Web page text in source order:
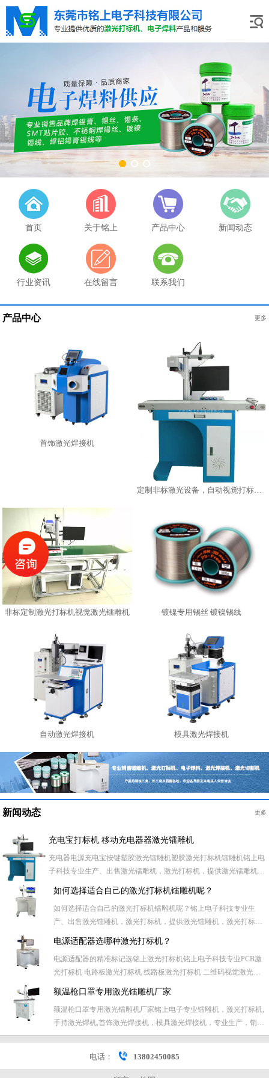
首页 关于铭上 产品中心 新闻动态
行业资讯 在线留言 联系我们
产品中心 更多
首饰激光焊接机
非标定制激光打标机视觉激光镭雕机 镀镍专用锡丝 镀镍锡线
自动激光焊接机 模具激光焊接机
新闻动态 更多
充电宝打标机 移动充电器器激光镭雕机
充电器电源充电宝按键塑胶激光镭雕机塑胶激光打标机镭雕机铭上电
子科技专业生产、出售激光镭雕机，激光打标机，提供激光镭雕机，
服务。主要针对各类礼品、电子产品、电子元器件、五金件等激光打
标、刻字加工业务。专业激光加工， 对五金类、塑胶类、喷...
如何选择适合自己的激光打标机镭雕机呢？
如何选择适合自己的激光打标机镭雕机呢？铭上电子科技专业生
产、出售激光镭雕机，激光打标机，提供激光镭雕机，激光打标机
要针对各类礼品、电子产品、电子元器件、五金件等激光打标、刻
字加工业务。专业激光加工， 对五金类、塑胶类、喷漆电镀产品等
表面...
电源适配器选哪种激光打标机？
电源适配器的精准标记选铭上激光打标机铭上电子科技专业PCB激
光打标机 电路板激光打标机 线路板激光打标机 二维码视觉激光打
打标机 铭牌视觉激光打标机 PCB激光镭雕机 电路板激光打标机 线
路板激光打标机 二维码视觉激光打标机 PC...
额温枪口罩专用激光镭雕机厂家
额温枪口罩专用激光镭雕机厂家铭上电子专业镭雕机，激光打标机,
手持激光焊机,首饰激光焊接机，模具激光焊接机，专业生产，销
售，维修镭雕机、激光打标机,定制非标激光设备，自动视觉打标
手持式激光焊接机、台式激光焊接机、自动激光焊接机等激光焊接
电话： 13802450085